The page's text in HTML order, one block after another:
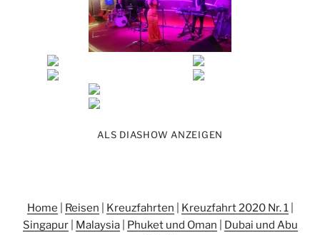
ALS DIASHOW ANZEIGEN
Home Reisen Kreuzfahrten Kreuzfahrt 2020 Nr. 1|
Singapur| Malaysia| Phuket und Oman
Dubai und Abu